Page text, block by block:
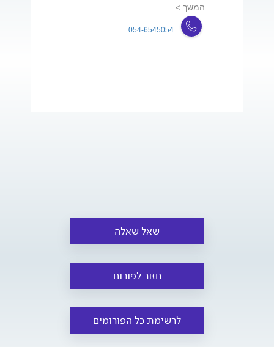
המשך >
054-6545054
שאל שאלה
חזור לפורום
לרשימת כל הפורומים